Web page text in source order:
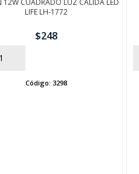
12W CUADRADO LUZ CALIDA LED
LIFE LH-1772
$248
Código:3298